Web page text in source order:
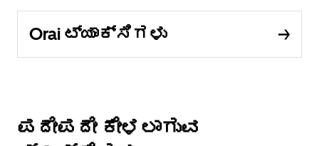
Orai ಟ್ಯಾಕ್ಸಿಗಳು
ಪದೇಪದೇ ಕೇಳಲಾಗುವ